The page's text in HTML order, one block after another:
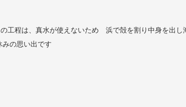
工程は、真水が使えないため 浜で殻を割り中身を出
の思い出です